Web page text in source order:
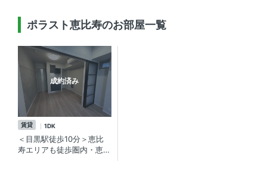
ポラスト恵比寿のお部屋一覧
成約済み
賃貸 1DK
＜目黒駅徒歩10分＞恵比
寿エリアも徒歩圏内・恵比